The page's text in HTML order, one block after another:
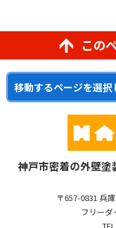
この
神戸市密着の外壁
〒657-0831 兵
フリー